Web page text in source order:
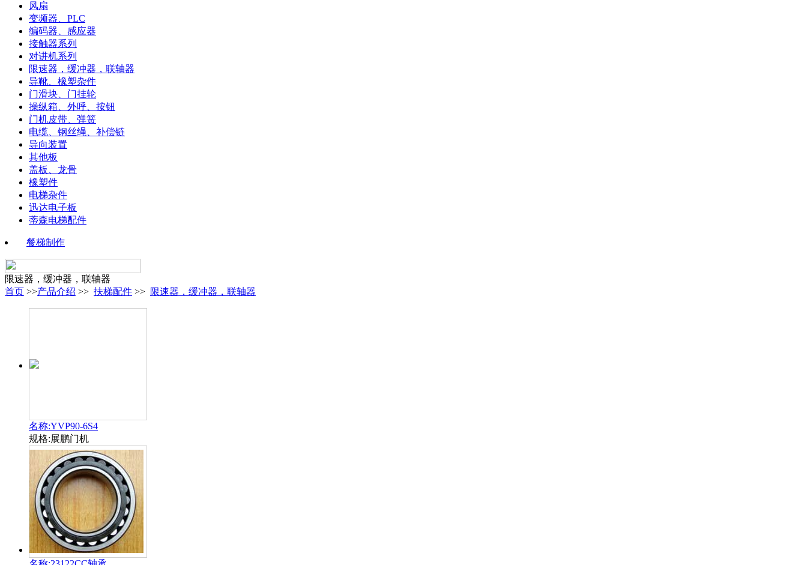
风扇
变频器、PLC
编码器、感应器
接触器系列
对讲机系列
限速器，缓冲器，联轴器
导靴、橡塑杂件
门滑块、门挂轮
操纵箱、外呼、按钮
门机皮带、弹簧
电缆、钢丝绳、补偿链
导向装置
其他板
盖板、龙骨
橡塑件
电梯杂件
迅达电子板
蒂森电梯配件
餐梯制作
限速器，缓冲器，联轴器
首页 >>产品介绍 >> 扶梯配件 >> 限速器，缓冲器，联轴器
名称:YVP90-6S4
规格:展鹏门机